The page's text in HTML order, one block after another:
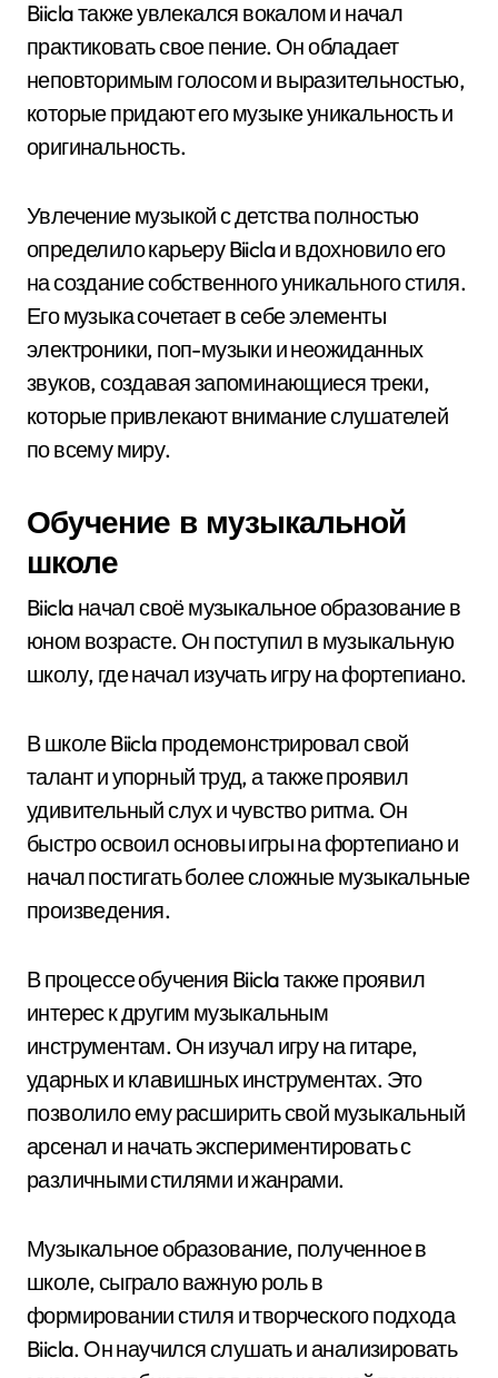
Biicla также увлекался вокалом и начал
практиковать свое пение. Он обладает
неповторимым голосом и выразительностью,
которые придают его музыке уникальность и
оригинальность.
Увлечение музыкой с детства полностью
определило карьеру Biicla и вдохновило его
на создание собственного уникального стиля.
Его музыка сочетает в себе элементы
электроники, поп-музыки и неожиданных
звуков, создавая запоминающиеся треки,
которые привлекают внимание слушателей
по всему миру.
Обучение в музыкальной
школе
Biicla начал своё музыкальное образование в
юном возрасте. Он поступил в музыкальную
школу, где начал изучать игру на фортепиано.
В школе Biicla продемонстрировал свой
талант и упорный труд, а также проявил
удивительный слух и чувство ритма. Он
быстро освоил основы игры на фортепиано и
начал постигать более сложные музыкальные
произведения.
В процессе обучения Biicla также проявил
интерес к другим музыкальным
инструментам. Он изучал игру на гитаре,
ударных и клавишных инструментах. Это
позволило ему расширить свой музыкальный
арсенал и начать экспериментировать с
различными стилями и жанрами.
Музыкальное образование, полученное в
школе, сыграло важную роль в
формировании стиля и творческого подхода
Biicla. Он научился слушать и анализировать